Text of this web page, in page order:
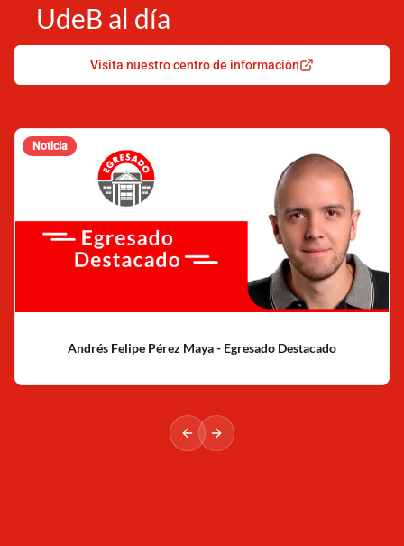
UdeB al día
Visita nuestro centro de información
Noticia
Andrés Felipe Pérez Maya - Egresado Destacado